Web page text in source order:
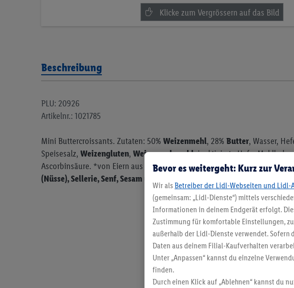
Beschreibung
PLU: 20926
Artikelnr.: 1021785
Mini Buttercroissants. Zutaten: 50% Weizenmehl, 28% Butter, Wasser,
Speisesalz, Weizengluten, Weizenmalzmehl, inaktivierte Hefe,
Ascorbinsäure. *von Eiern aus Bodenhaltung.Kann Spuren von
(Nüsse), Sellerie, Senf, Sesam und Sulfiten enthalten.
Bevor es weitergeht: Kurz zur
Wir als Betreiber der Lidl-Webseiten und Lidl-
(gemeinsam: „Lidl-Dienste“) mittels
Informationen in deinem Endgerät erfolgt.
Zustimmung für komfortable Einstellungen,
außerhalb der Lidl-Dienste verwendet. Sofern
Daten aus deinem Filial-Kaufverhalten
Unter „Anpassen“ kannst du einzelne
finden.
Durch einen Klick auf „Ablehnen“ kannst du